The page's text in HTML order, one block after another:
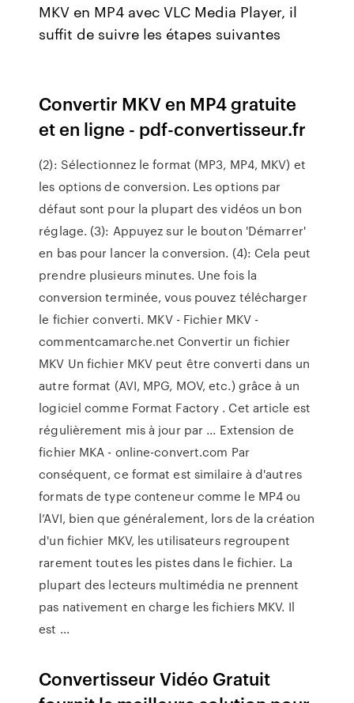
MKV en MP4 avec VLC Media Player, il
suffit de suivre les étapes suivantes
Convertir MKV en MP4 gratuite
et en ligne - pdf-convertisseur.fr
(2): Sélectionnez le format (MP3, MP4, MKV) et
les options de conversion. Les options par
défaut sont pour la plupart des vidéos un bon
réglage. (3): Appuyez sur le bouton 'Démarrer'
en bas pour lancer la conversion. (4): Cela peut
prendre plusieurs minutes. Une fois la
conversion terminée, vous pouvez télécharger
le fichier converti. MKV - Fichier MKV -
commentcamarche.net Convertir un fichier
MKV Un fichier MKV peut être converti dans un
autre format (AVI, MPG, MOV, etc.) grâce à un
logiciel comme Format Factory . Cet article est
régulièrement mis à jour par ... Extension de
fichier MKA - online-convert.com Par
conséquent, ce format est similaire à d'autres
formats de type conteneur comme le MP4 ou
l’AVI, bien que généralement, lors de la création
d'un fichier MKV, les utilisateurs regroupent
rarement toutes les pistes dans le fichier. La
plupart des lecteurs multimédia ne prennent
pas nativement en charge les fichiers MKV. Il
est ...
Convertisseur Vidéo Gratuit